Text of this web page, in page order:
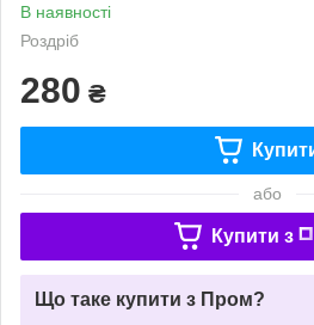
В наявності
Роздріб
280 ₴
або
Купити з
Що таке купити з Пром?